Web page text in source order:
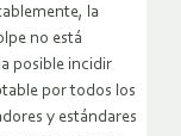
la
no está
posible incidir
por todos los
y estándares